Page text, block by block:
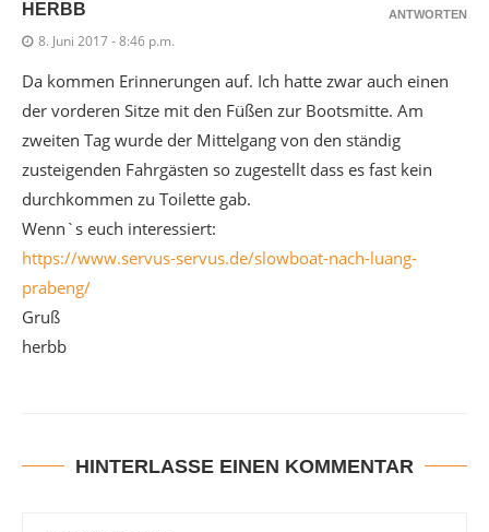
HERBB
8. Juni 2017 - 8:46 p.m.
Da kommen Erinnerungen auf. Ich hatte zwar auch einen
der vorderen Sitze mit den Füßen zur Bootsmitte. Am
zweiten Tag wurde der Mittelgang von den ständig
zusteigenden Fahrgästen so zugestellt dass es fast kein
durchkommen zu Toilette gab.
Wenn`s euch interessiert:
https://www.servus-servus.de/slowboat-nach-luang-
prabeng/
Gruß
herbb
ANTWORTEN
HINTERLASSE EINEN KOMMENTAR